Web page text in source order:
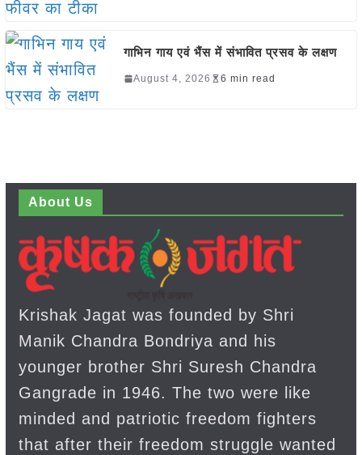
गाभिन गाय एवं भैंस में संभावित प्रसव के लक्षण
August 4, 2026 6 min read
About Us
Krishak Jagat was founded by Shri
Manik Chandra Bondriya and his
younger brother Shri Suresh Chandra
Gangrade in 1946. The two were like
minded and patriotic freedom fighters
that after their freedom struggle wanted